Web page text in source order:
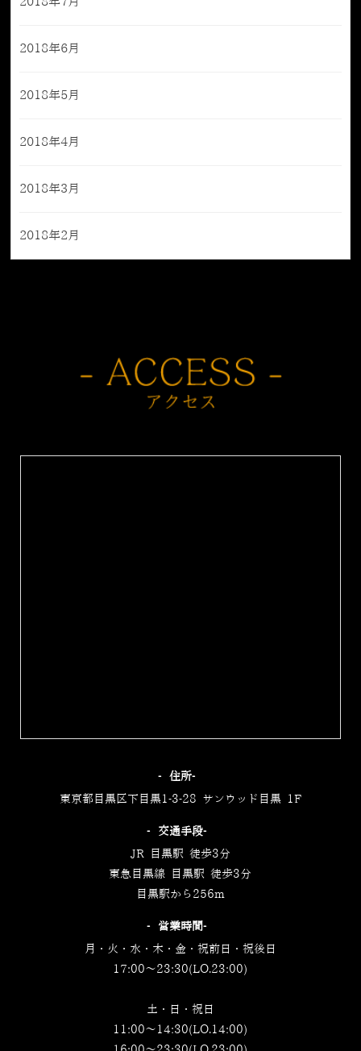
2018年6月
2018年5月
2018年4月
2018年3月
2018年2月
‐住所‐
東京都目黒区下目黒1-3-28 サンウッド目黒 1F
‐交通手段‐
JR 目黒駅 徒歩3分
東急目黒線 目黒駅 徒歩3分
目黒駅から256m
‐営業時間‐
月・火・水・木・金・祝前日・祝後日
17:00～23:30(LO.23:00)
土・日・祝日
11:00～14:30(LO.14:00)